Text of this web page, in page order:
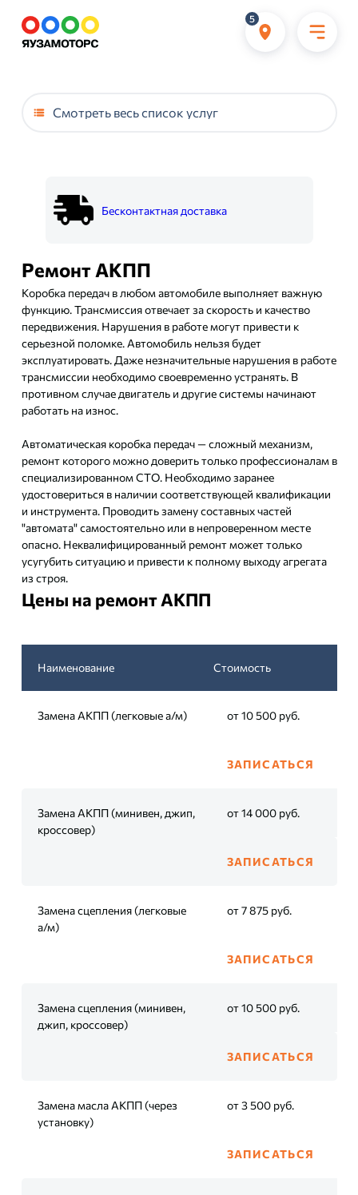
5
Смотреть весь список услуг
Бесконтактная доставка
Ремонт АКПП
Коробка передач в любом автомобиле выполняет важную
функцию. Трансмиссия отвечает за скорость и качество
передвижения. Нарушения в работе могут привести к
серьезной поломке. Автомобиль нельзя будет
эксплуатировать. Даже незначительные нарушения в работе
трансмиссии необходимо своевременно устранять. В
противном случае двигатель и другие системы начинают
работать на износ.
Автоматическая коробка передач — сложный механизм,
ремонт которого можно доверить только профессионалам в
специализированном СТО. Необходимо заранее
удостовериться в наличии соответствующей квалификации
и инструмента. Проводить замену составных частей
"автомата" самостоятельно или в непроверенном месте
опасно. Неквалифицированный ремонт может только
усугубить ситуацию и привести к полному выходу агрегата
из строя.
Цены на ремонт АКПП
Наименование Стоимость
Замена АКПП (легковые а/м) от 10 500 руб.
ЗАПИСАТЬСЯ
Замена АКПП (минивен, джип,
кроссовер)
от 14 000 руб.
ЗАПИСАТЬСЯ
Замена сцепления (легковые
а/м)
от 7 875 руб.
ЗАПИСАТЬСЯ
Замена сцепления (минивен,
джип, кроссовер)
от 10 500 руб.
ЗАПИСАТЬСЯ
Замена масла АКПП (через
установку)
от 3 500 руб.
ЗАПИСАТЬСЯ